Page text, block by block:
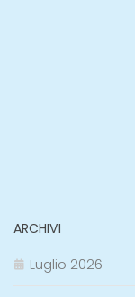
ARCHIVI
Luglio 2026